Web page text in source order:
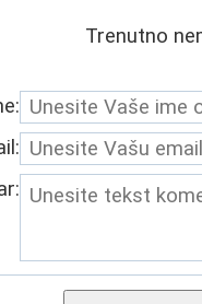
Trenutno